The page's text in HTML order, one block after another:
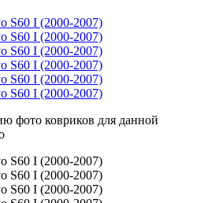
фото ковриков для данной